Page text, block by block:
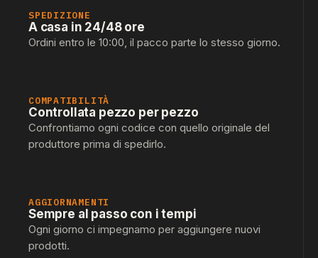
SPEDIZIONE
A casa in 24/48 ore
Ordini entro le 10:00, il pacco parte lo stesso giorno.
COMPATIBILITÀ
Controllata pezzo per pezzo
Confrontiamo ogni codice con quello originale del
produttore prima di spedirlo.
AGGIORNAMENTI
Sempre al passo con i tempi
Ogni giorno ci impegnamo per aggiungere nuovi
prodotti.